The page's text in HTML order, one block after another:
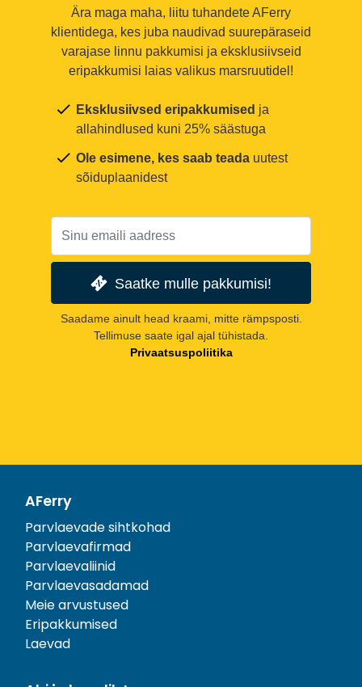
Ära maga maha, liitu tuhandete AFerry
klientidega, kes juba naudivad suurepäraseid
varajase linnu pakkumisi ja eksklusiivseid
eripakkumisi laias valikus marsruutidel!
Eksklusiivsed eripakkumised ja
allahindlused kuni 25% säästuga
Ole esimene, kes saab teada uutest
sõiduplaanidest
Saatke mulle pakkumisi!
Saadame ainult head kraami, mitte rämpsposti.
Tellimuse saate igal ajal tühistada.
Privaatsuspoliitika
AFerry
Parvlaevade sihtkohad
Parvlaevafirmad
Parvlaevaliinid
Parvlaevasadamad
Meie arvustused
Eripakkumised
Laevad